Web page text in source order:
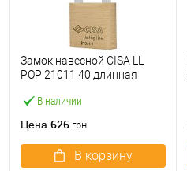
В наличии
Замок навесной CISA LL
POP 21011.40 длинная
Цена 626 грн.
В корзину